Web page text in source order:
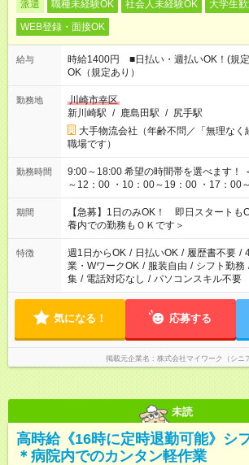
派遣 職種未経験OK 社会人未経験OK 大学生
WEB登録・面接OK
給与
時給1400円 ■日払い・週払いOK！(規
OK（規定あり）
勤務地
川崎市幸区
新川崎駅 / 鹿島田駅 / 尻手駅
大手物流会社（年齢不問／「無理な
職場です）
勤務時間
9:00～18:00 希望の時間帯を選べます！ ＜シフト例＞ ・8：30
～12：00 ・10：00～19：00 ・17：00
22：00 ・22：00～翌6：00 など
期間
【急募】1日のみOK！ 即日スタート
養内での勤務もＯＫです＞
特徴 週1日からOK / 日払いOK / 履歴書不要 /
業・WワークOK / 服装自由 / シフト勤務
集 / 電話対応なし / パソコンスキル不要
気になる！ 応募する
掲載元企業名 株式会社マイワーク（シニ
未読
高時給《16時に定時退勤可能》シ
＊病院内でのカンタン軽作業